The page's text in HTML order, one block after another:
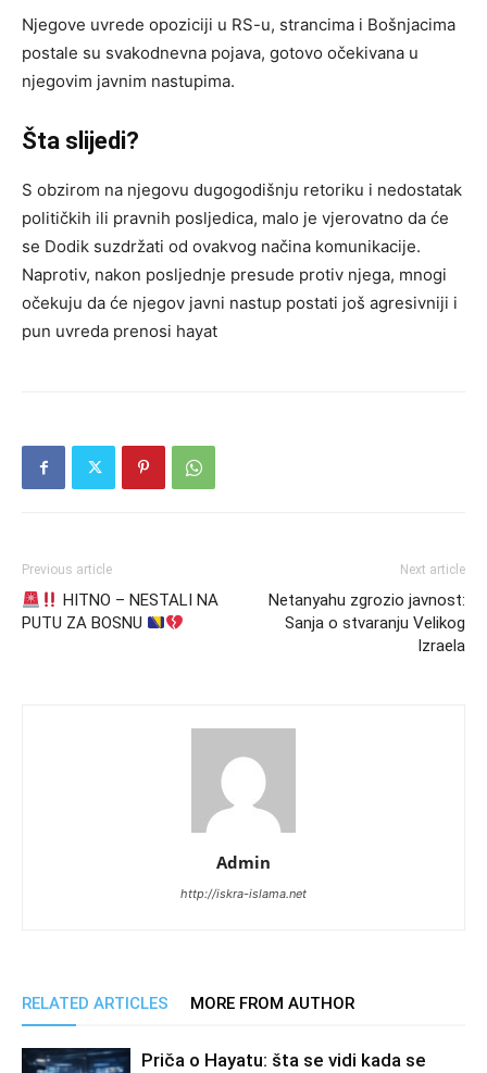
Njegove uvrede opoziciji u RS-u, strancima i Bošnjacima
postale su svakodnevna pojava, gotovo očekivana u
njegovim javnim nastupima.
Šta slijedi?
S obzirom na njegovu dugogodišnju retoriku i nedostatak
političkih ili pravnih posljedica, malo je vjerovatno da će
se Dodik suzdržati od ovakvog načina komunikacije.
Naprotiv, nakon posljednje presude protiv njega, mnogi
očekuju da će njegov javni nastup postati još agresivniji i
pun uvreda prenosi hayat
Previous article
HITNO – NESTALI NA
PUTU ZA BOSNU
Next article
Netanyahu zgrozio javnost:
Sanja o stvaranju Velikog
Izraela
Admin
http://iskra-islama.net
RELATED ARTICLES MORE FROM AUTHOR
Priča o Hayatu: šta se vidi kada se